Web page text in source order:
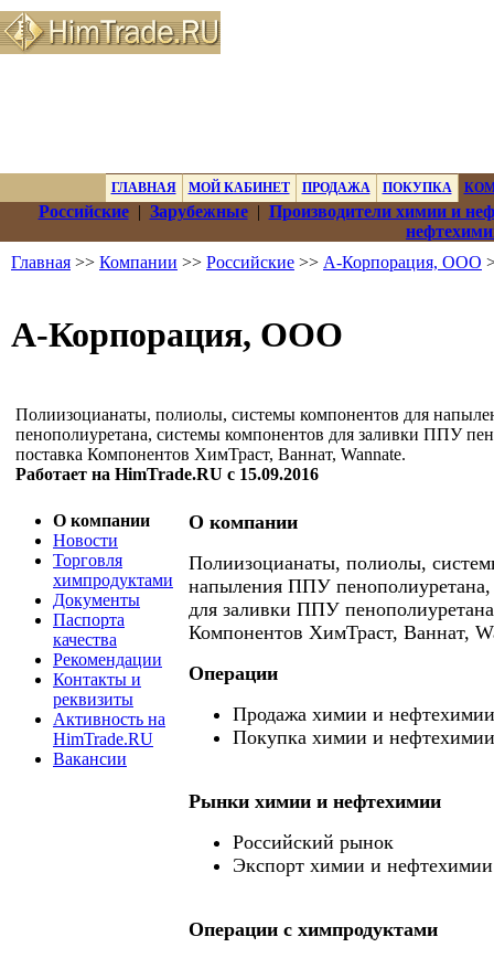
ГЛАВНАЯ МОЙ КАБИНЕТ ПРОДАЖА ПОКУПКА
Российские| Зарубежные| Производители химии и
Главная >> Компании >> Российские >> А-Корпорация, ООО
А-Корпорация, ООО
Полиизоцианаты, полиолы, системы компонентов для
пенополиуретана, системы компонентов для заливки ППУ
поставка Компонентов ХимТраст, Ваннат, Wannate.
Работает на HimTrade.RU с 15.09.2016
О компании
Новости
Торговля
химпродуктами
Документы
Паспорта
качества
Рекомендации
Контакты и
реквизиты
Активность на
HimTrade.RU
Вакансии
О компании
Полиизоцианаты, полиолы,
напыления ППУ
для заливки ППУ
Компонентов ХимТраст, Ваннат,
Операции
Продажа химии и нефтехимии
Покупка химии и нефтехимии
Рынки химии и нефтехимии
Российский рынок
Экспорт химии и нефтехимии
Операции c химпродуктами